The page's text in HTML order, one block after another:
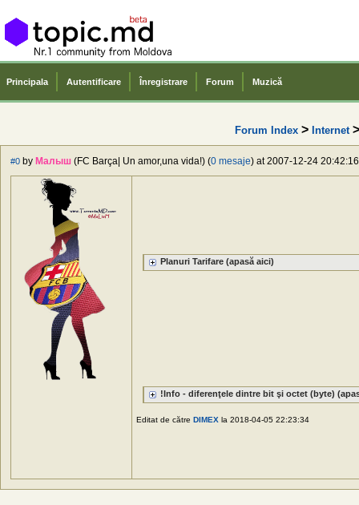
Principala Autentificare Înregistrare Forum Muzică
Forum Index> Internet
#0 by Малыш (FC Barça| Un amor,una vida!) (0 mesaje) at 2007-12-24
Planuri Tarifare (apasă aici)
!Info - diferenţele dintre bit şi octet (byte)
Editat de către DIMEX la 2018-04-05 22:23:34